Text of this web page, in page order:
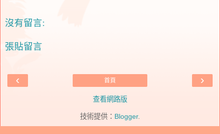
沒有留言:
張貼留言
‹ ›
首頁
查看網路版
技術提供： Blogger.